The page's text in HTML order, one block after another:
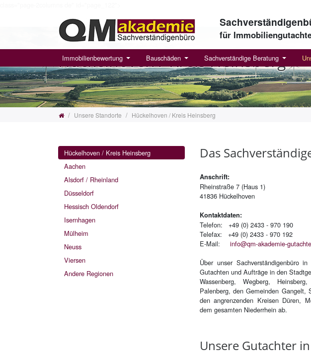
für
Immobilienbewertung Bauschäden Sachverständige Beratung
Hü­ckel­ho­ven / Kreis Heins­berg
Unsere Standorte Hückelhoven / Kreis Heinsberg
Das
Anschrift:
Rheinstraße 7 (Haus 1)
41836 Hückelhoven
Kontaktdaten:
Telefon: +49 (0) 2433 - 970 190
Telefax: +49 (0) 2433 - 970 192
E-Mail: info@qm-akademie-
Über unser Sachverständigenbüro
Gutachten und Aufträge in den
Wassenberg, Wegberg,
Palenberg, den Gemeinden Gangelt,
den angrenzenden Kreisen Düren,
dem gesamten Niederrhein ab.
Un­se­re Gut­ach­ter
Hückelhoven / Kreis Heinsberg
Aachen
Alsdorf / Rheinland
Düsseldorf
Hessisch Oldendorf
Isernhagen
Mülheim
Neuss
Viersen
Andere Regionen